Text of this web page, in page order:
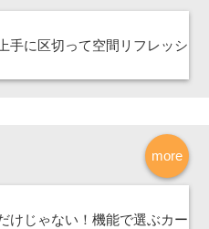
手に区切って空間リフレッシ
more
けじゃない！機能で選ぶカー